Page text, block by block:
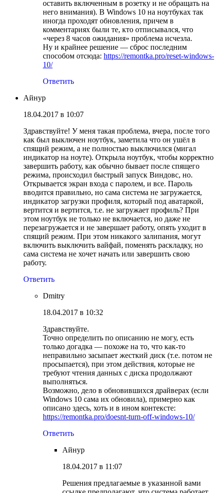
оставить включенным в розетку и не обращать на
него внимания). В Windows 10 на ноутбуках так
иногда проходят обновления, причем в
комментариях были те, кто отписывался, что
«через 8 часов ожидания» проблема исчезла.
Ну и крайнее решение — сброс последним
способом отсюда: https://remontka.pro/reset-windows-
10/
Ответить
Айнур
18.04.2017 в 10:07
Здравствуйте! У меня такая проблема, вчера, после того
как был выключен ноутбук, заметила что он ушёл в
спящий режим, а не полностью выключился (мигал
индикатор на ноуте). Открыла ноутбук, чтобы корректно
завершить работу, как обычно бывает после спящего
режима, происходил быстрый запуск Виндовс, но.
Открывается экран входа с паролем, и все. Пароль
вводится правильно, но сама система не загружается,
индикатор загрузки профиля, который под аватаркой,
вертится и вертится, т.е. не загружает профиль? При
этом ноутбук не только не включается, но даже не
перезагружается и не завершает работу, опять уходит в
спящий режим. При этом никакого залипания, могут
включить выключить вайфай, поменять раскладку, но
сама система не хочет начать или завершить свою
работу.
Ответить
Dmitry
18.04.2017 в 10:32
Здравствуйте.
Точно определить по описанию не могу, есть
только догадка — похоже на то, что как-то
неправильно засыпает жесткий диск (т.е. потом не
просыпается), при этом действия, которые не
требуют чтения данных с диска продолжают
выполняться.
Возможно, дело в обновившихся драйверах (если
Windows 10 сама их обновила), примерно как
описано здесь, хоть и в ином контексте:
https://remontka.pro/doesnt-turn-off-windows-10/
Ответить
Айнур
18.04.2017 в 11:07
Решения предлагаемые в указанной вами